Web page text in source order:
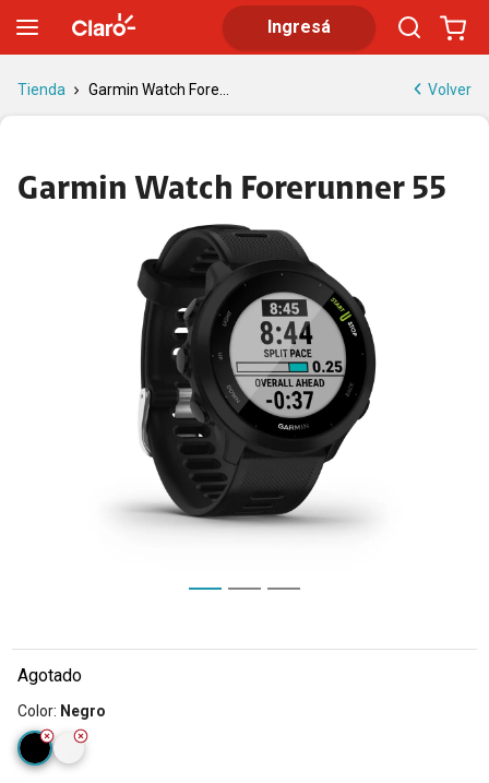
Ingresá
Tienda Garmin Watch Fore... Volver
Garmin Watch Forerunner 55
Agotado
Color: Negro
Garmin Watch Forerunner 55 | Tienda Claro